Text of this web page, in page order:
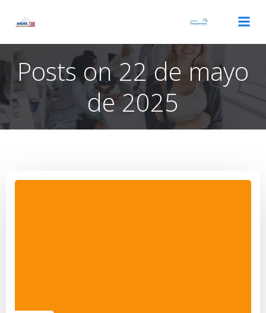
Posts on 22 de mayo
de 2025